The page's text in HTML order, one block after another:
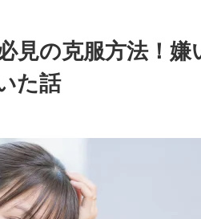
見の克服方法！嫌
た話